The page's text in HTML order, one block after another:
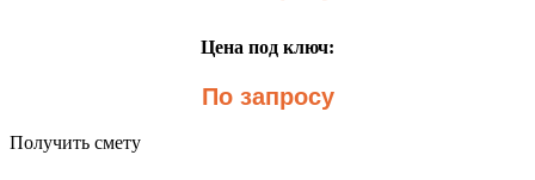
Цена под ключ:
По запросу
Получить смету